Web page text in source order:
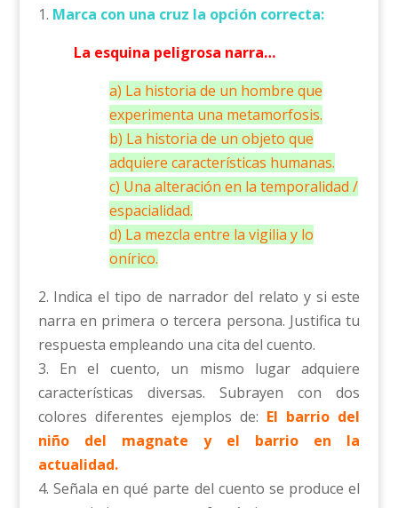
1. Marca con una cruz la opción correcta:
La esquina peligrosa narra…
a) La historia de un hombre que
experimenta una metamorfosis.
b) La historia de un objeto que
adquiere características humanas.
c) Una alteración en la temporalidad /
espacialidad.
d) La mezcla entre la vigilia y lo
onírico.
2. Indica el tipo de narrador del relato y si este
narra en primera o tercera persona. Justifica tu
respuesta empleando una cita del cuento.
3. En el cuento, un mismo lugar adquiere
características diversas. Subrayen con dos
colores diferentes ejemplos de: El barrio del
niño del magnate y el barrio en la
actualidad.
4. Señala en qué parte del cuento se produce el